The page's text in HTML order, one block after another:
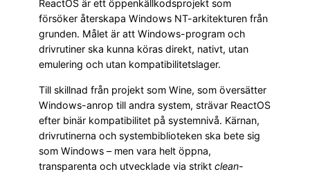
ReactOS är ett öppenkällkodsprojekt som
försöker återskapa Windows NT-arkitekturen från
grunden. Målet är att Windows-program och
drivrutiner ska kunna köras direkt, nativt, utan
emulering och utan kompatibilitetslager.
Till skillnad från projekt som Wine, som översätter
Windows-anrop till andra system, strävar ReactOS
efter binär kompatibilitet på systemnivå. Kärnan,
drivrutinerna och systembiblioteken ska bete sig
som Windows – men vara helt öppna,
transparenta och utvecklade via strikt clean-